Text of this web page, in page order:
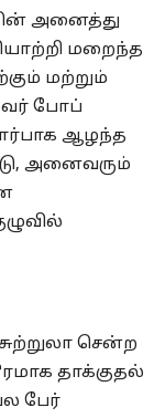
அனைத்து
மறைந்த
மற்றும்
போப்
ஆழந்த
அனைவரும்
சென்ற
தாக்குதல்
பேர்